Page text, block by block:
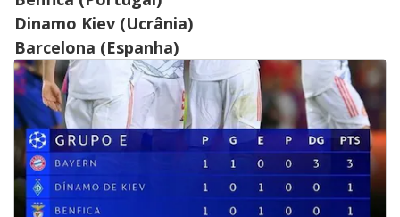
Dinamo Kiev (Ucrânia)
Barcelona (Espanha)